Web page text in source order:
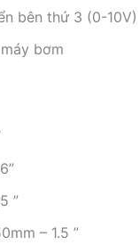
bên thứ 3 (0-10V)
bơm
”
– 1.5 ”